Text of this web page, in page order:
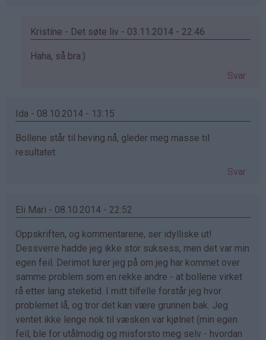
Kristine - Det søte liv - 03.11.2014 - 22:46
Som
Frida-
Lænshamn
(ikke
Haha, så bra:)
Svar
Ida - 08.10.2014 - 13:15
Bollene står til heving nå, gleder meg masse til
resultatet.
Svar
Eli Mari - 08.10.2014 - 22:52
Oppskriften, og kommentarene, ser idylliske ut!
Dessverre hadde jeg ikke stor suksess, men det var min
egen feil. Derimot lurer jeg på om jeg har kommet over
samme problem som en rekke andre - at bollene virket
rå etter lang steketid. I mitt tilfelle forstår jeg hvor
problemet lå, og tror det kan være grunnen bak. Jeg
ventet ikke lenge nok til væsken var kjølnet (min egen
feil, ble for utålmodig og misforsto meg selv - hvordan